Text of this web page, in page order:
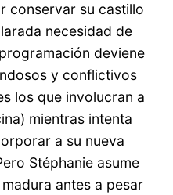
conservar su castillo
necesidad de
deviene
y conflictivos
los que involucran a
mientras intenta
a su nueva
Stéphanie asume
antes a pesar